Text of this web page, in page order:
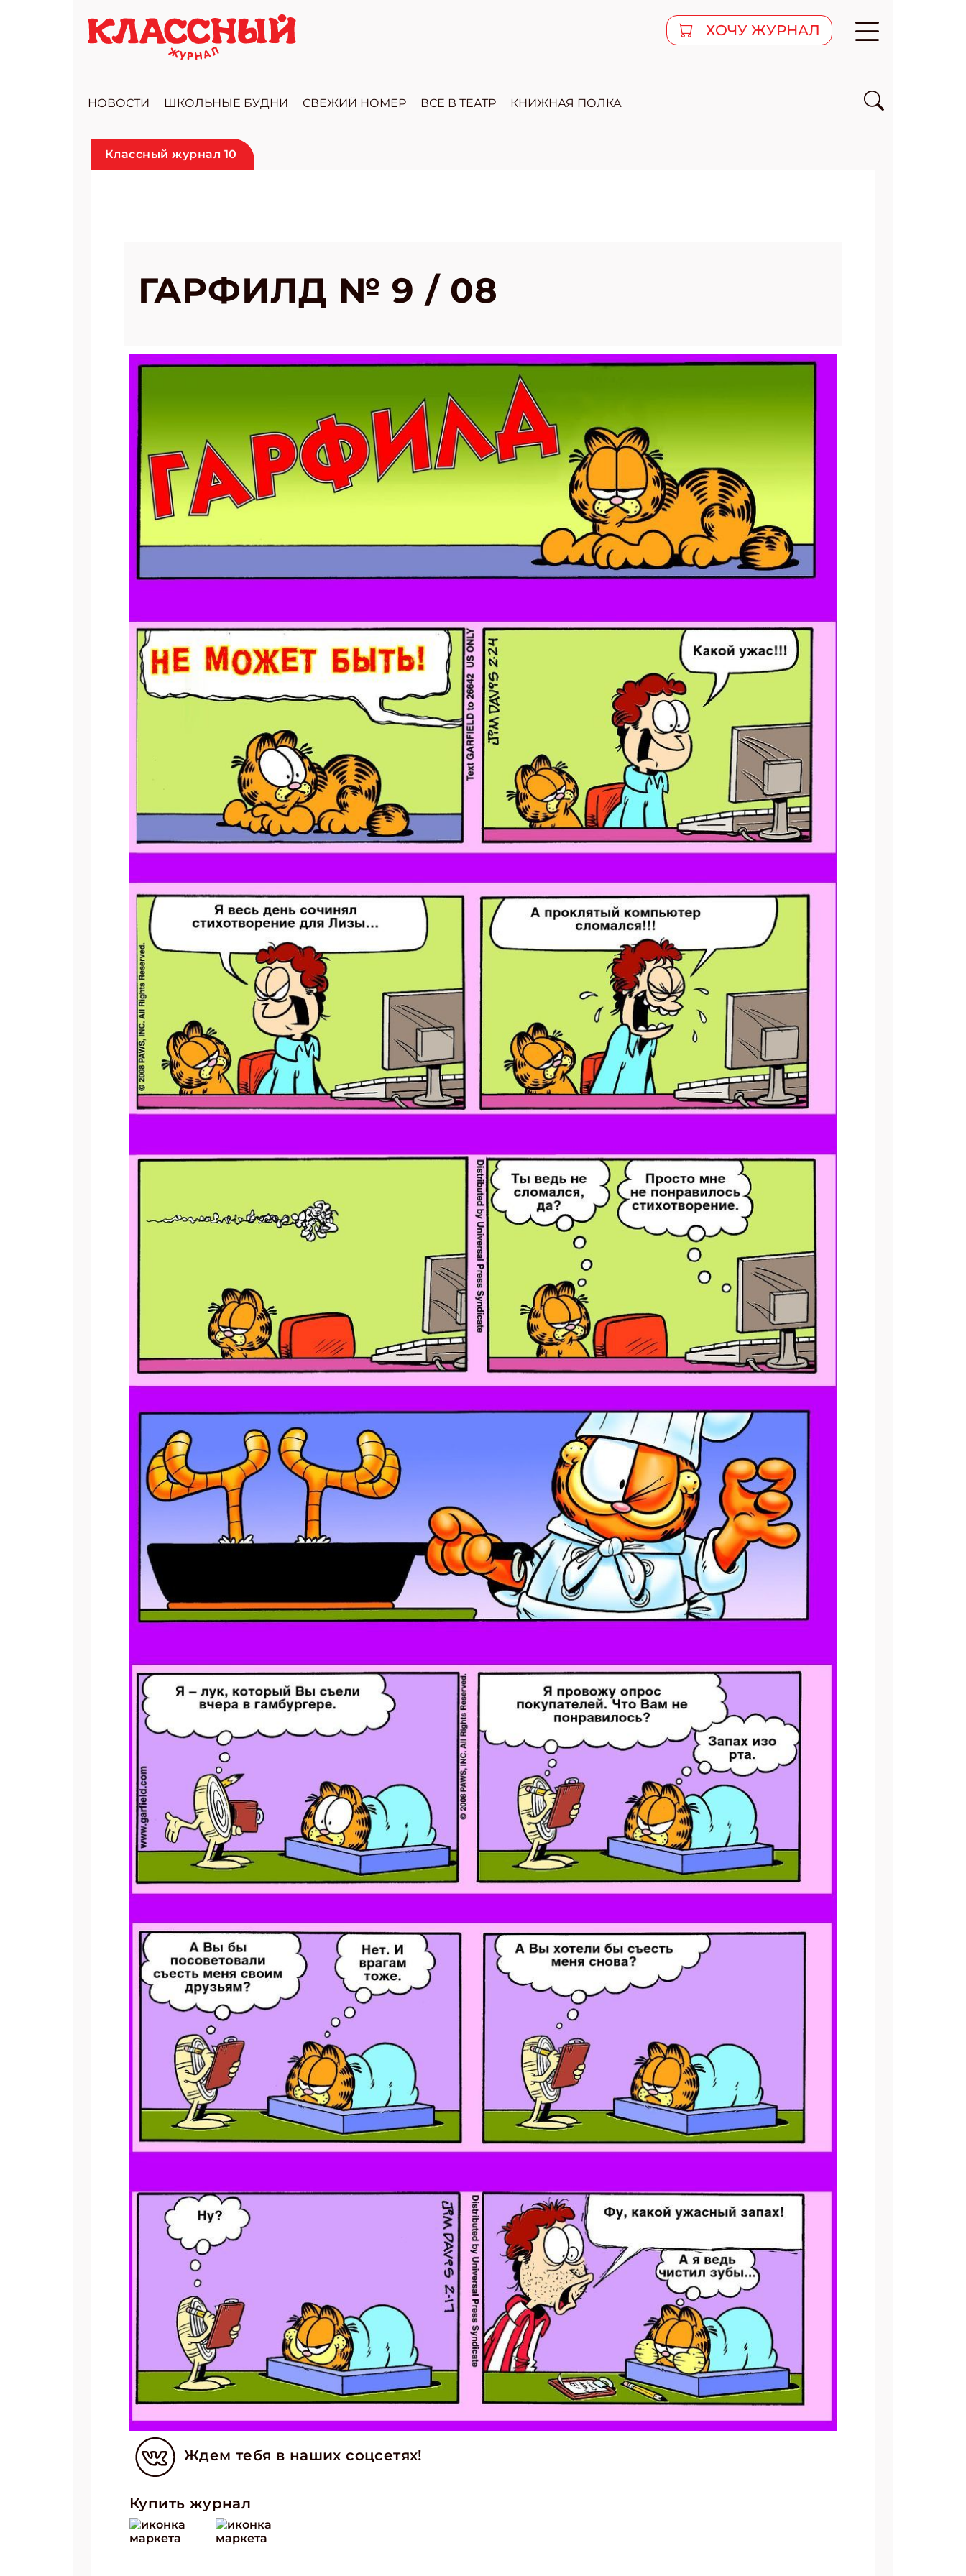
ХОЧУ ЖУРНАЛ
НОВОСТИ ШКОЛЬНЫЕ БУДНИ СВЕЖИЙ НОМЕР ВСЕ В ТЕАТР КНИЖНАЯ ПОЛКА
Классный журнал 10
ГАРФИЛД № 9 / 08
Ждем тебя в наших соцсетях!
Купить журнал